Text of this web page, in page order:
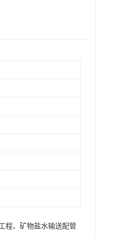
程、矿物盐水输送配管